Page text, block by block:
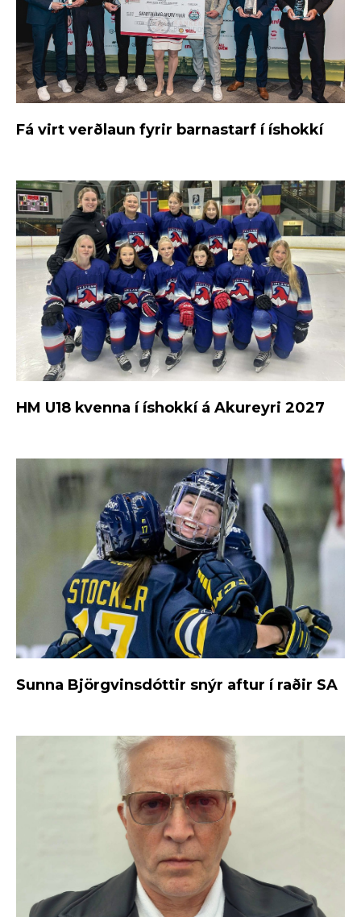
Fá virt verðlaun fyrir barnastarf í íshokkí
HM U18 kvenna í íshokkí á Akureyri 2027
Sunna Björgvinsdóttir snýr aftur í raðir SA